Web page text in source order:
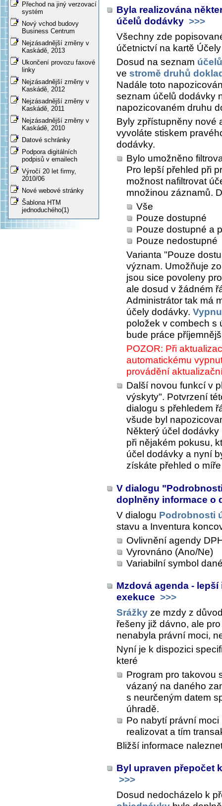
Přechod na jiný verzovací
systém
Nový vchod budovy
Business Centrum
Nejzásadnější změny v
Kaskádě, 2013
Ukončení provozu faxové
linky
Nejzásadnější změny v
Kaskádě, 2012
Nejzásadnější změny v
Kaskádě, 2011
Nejzásadnější změny v
Kaskádě, 2010
Datové schránky
Podpora digitálních
podpisů v emailech
Výročí 20 let firmy,
2010/06
Nové webové stránky
Šablona HTM
jednoduchého(1)
Byla realizována
účelů dodávky >>>
Všechny zde
účetnictví na kartě
Dosud na seznam
ve stromě druhů
Nadále toto
seznam účelů dodávky
napozicovaném druhu
Byly zpřístupněny nové
vyvoláte stiskem
dodávky.
Bylo umožněno
Pro lepší přehled při
možnost nafiltrovat
množinou záznamů.
Vše
Pouze dostupné
Pouze dostupné a
Pouze nedostupné
Varianta "Pouze
význam. Umožňuje
jsou sice povoleny
ale dosud v žádném
Administrátor tak má
účely dodávky.
položek v combech s
bude práce
POZOR: Při
automatickému
provádění
Další novou funkcí v
výskyty". Potvrzení
dialogu s přehledem
všude byl
Některý účel
při nějakém pokusu,
účel dodávky a nyní
získáte přehled o
V dialogu
doplněny informace o
V dialogu Podrobnosti
stavu a Inventura
Ovlivnění agendy
Vyrovnáno (Ano/Ne)
Variabilní symbol
Mzdová agenda -
exekuce >>>
Srážky ze mzdy z
řešeny již dávno, ale
nenabyla právní moci,
Nyní je k dispozici
které
Program pro takovou
vázaný na daného
s neurčeným datem
úhradě.
Po nabytí právní
realizovat a tím
Bližší informace
Byl upraven přepočet
>>>
Dosud nedocházelo k